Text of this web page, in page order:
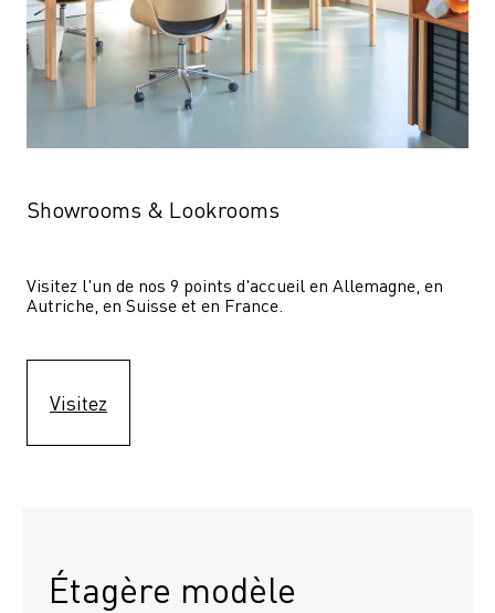
Showrooms & Lookrooms
Visitez l'un de nos 9 points d'accueil en Allemagne, en
Autriche, en Suisse et en France.
Visitez
Étagère modèle